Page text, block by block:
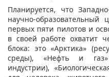
Планируется, что
научно-
первых пяти пилотов и
в своей работе охватит
блока: это «Арктика»
среды), «Нефть и газ»
индустрии),